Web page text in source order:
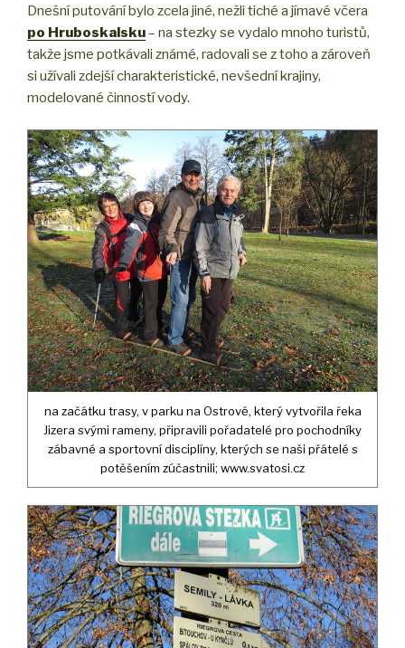
Dnešní putování bylo zcela jiné, nežli tiché a jímavé včera
po Hruboskalsku– na stezky se vydalo mnoho turistů,
takže jsme potkávali známé, radovali se z toho a zároveň
si užívali zdejší charakteristické, nevšední krajiny,
modelované činností vody.
na začátku trasy, v parku na Ostrově, který vytvořila řeka
Jizera svými rameny, připravili pořadatelé pro pochodníky
zábavné a sportovní disciplíny, kterých se naši přátelé s
potěšením zúčastnili; www.svatosi.cz